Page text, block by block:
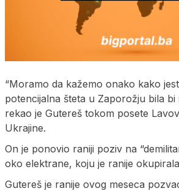
“Moramo da kažemo onako kako
potencijalna šteta u Zaporožju bila bi
rekao je Gutereš tokom posete
Ukrajine.
On je ponovio raniji poziv na
oko elektrane, koju je ranije
Gutereš je ranije ovog meseca